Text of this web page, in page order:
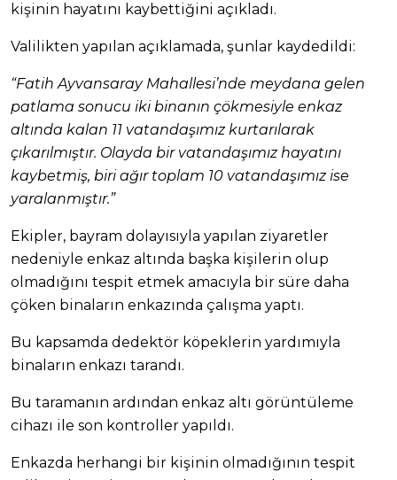
kişinin hayatını kaybettiğini açıkladı.
Valilikten yapılan açıklamada, şunlar kaydedildi:
“Fatih Ayvansaray Mahallesi’nde meydana gelen
patlama sonucu iki binanın çökmesiyle enkaz
altında kalan 11 vatandaşımız kurtarılarak
çıkarılmıştır. Olayda bir vatandaşımız hayatını
kaybetmiş, biri ağır toplam 10 vatandaşımız ise
yaralanmıştır.”
Ekipler, bayram dolayısıyla yapılan ziyaretler
nedeniyle enkaz altında başka kişilerin olup
olmadığını tespit etmek amacıyla bir süre daha
çöken binaların enkazında çalışma yaptı.
Bu kapsamda dedektör köpeklerin yardımıyla
binaların enkazı tarandı.
Bu taramanın ardından enkaz altı görüntüleme
cihazı ile son kontroller yapıldı.
Enkazda herhangi bir kişinin olmadığının tespit